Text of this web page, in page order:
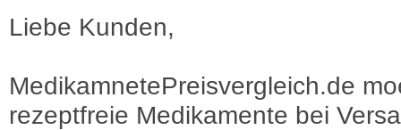
Liebe Kunden,
MedikamnetePreisvergleich.de
rezeptfreie Medikamente bei